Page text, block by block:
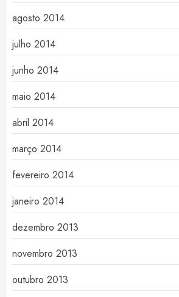
agosto 2014
julho 2014
junho 2014
maio 2014
abril 2014
março 2014
fevereiro 2014
janeiro 2014
dezembro 2013
novembro 2013
outubro 2013